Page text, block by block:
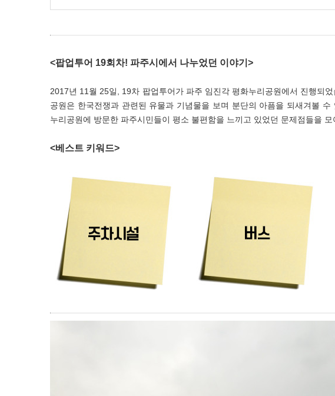
<팝업투어 19회차! 파주시에서 나누었던 이야기>
2017년 11월 25일, 19차 팝업투어가 파주 임진각 평화누리공원에서 진행되
공원은 한국전쟁과 관련된 유물과 기념물을 보며 분단의 아픔을 되새겨볼
누리공원에 방문한 파주시민들이 평소 불편함을 느끼고 있었던 문제점들을
<베스트 키워드>